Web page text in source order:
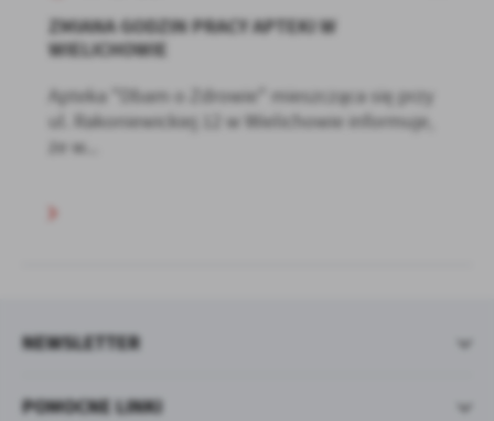
ZMIANA GODZIN PRACY APTEKI W
WIELICHOWIE
Apteka "Dbam o Zdrowie" mieszcząca się przy
ul. Rakoniewickiej 12 w Wielichowie informuje,
że w...
POMOCNE LINKI
NEWSLETTER